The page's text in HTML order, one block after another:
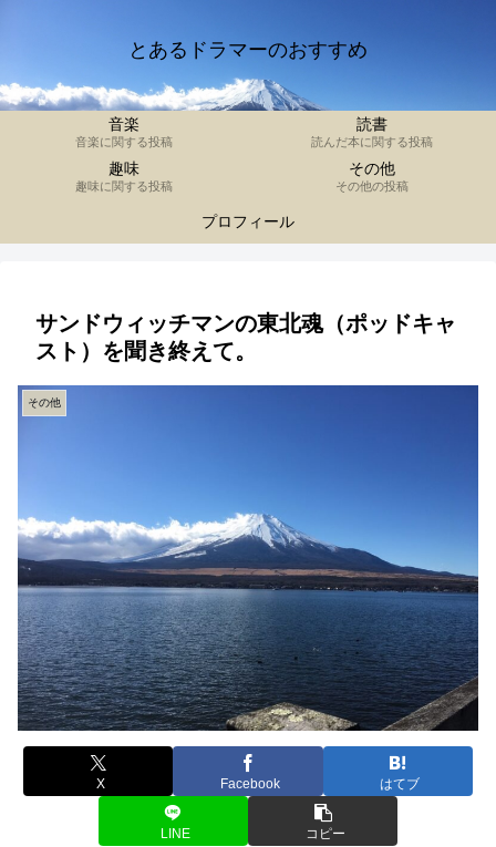
とあるドラマーのおすすめ
音楽
音楽に関する投稿
読書
読んだ本に関する投稿
趣味
趣味に関する投稿
その他
その他の投稿
プロフィール
サンドウィッチマンの東北魂（ポッドキャ
スト）を聞き終えて。
その他
X Facebook はてブ
LINE コピー